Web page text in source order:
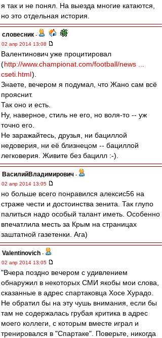
я так и не понял. На выезда многие катаются,
но это отдельная история.
словесник -
02 апр 2014 13:08
Валентинович уже процитировал
(http://www.championat.com/football/news ...
cseti.html).
Знаете, вечером я подумал, что Жано сам всё
прояснит.
Так оно и есть.
Ну, наверное, стиль не его, но воля-то -- уж
точно его.
Не заражайтесь, друзья, ни бациллой
недоверия, ни её близнецом -- бациллой
легковерия. Живите без бацилл :-).
ВасилийВладимирович -
02 апр 2014 13:05
но больше всего понравился алексис56 на
страже чести и достоинства зенита. Так глупо
палиться надо особый талант иметь. Особенно
впечатлила месть за Крым на страницах
заштатной газетенки. Ага)
Valentinovich -
02 апр 2014 13:05
"Вчера поздно вечером с удивлением
обнаружил в некоторых СМИ якобы мои слова,
сказанные в адрес спартаковца Хосе Хурадо.
Не обратил бы на эту чушь внимания, если бы
там не содержалась грубая критика в адрес
моего коллеги, с которым вместе играл и
тренировался в "Спартаке". Поверьте, никогда